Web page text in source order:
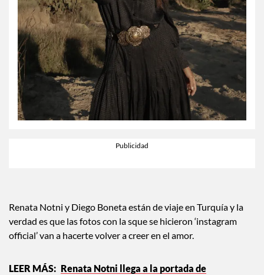
Renata Notni y Diego Boneta están de viaje en Turquía y la
verdad es que las fotos con la sque se hicieron ‘instagram